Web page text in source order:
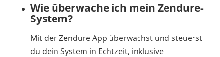
Wie überwache ich mein Zendure-
System?
Mit der Zendure App überwachst und steuerst
du dein System in Echtzeit, inklusive